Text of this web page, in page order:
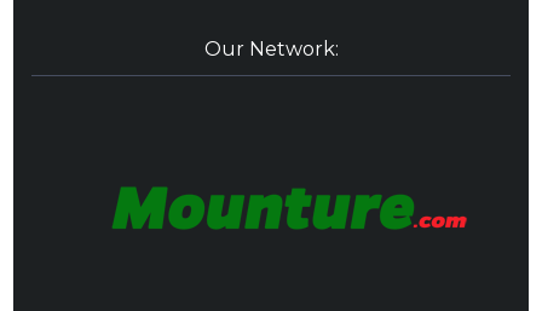
Our Network: